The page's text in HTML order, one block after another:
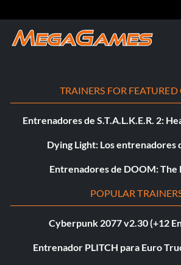
TRAINERS FOR FEATURED
Entrenadores de S.T.A.L.K.E.R. 2:
Dying Light: Los entrenadores
Entrenadores de DOOM: The
POPULAR
Cyberpunk 2077 v2.30 (+12
Entrenador PLITCH para Euro